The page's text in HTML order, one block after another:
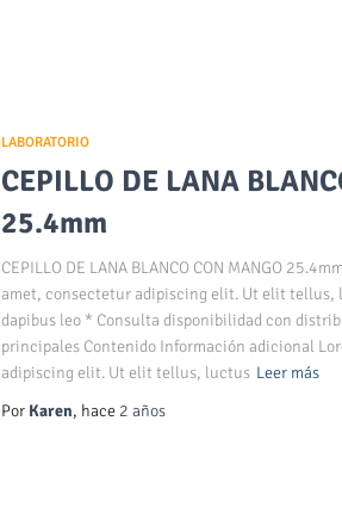
LABORATORIO
CEPILLO DE LANA
25.4mm
CEPILLO DE LANA BLANCO CON MANGO
amet, consectetur adipiscing elit. Ut elit
dapibus leo * Consulta disponibilidad con
principales Contenido Información adicional
adipiscing elit. Ut elit tellus, luctus Leer más
Por Karen, hace 2 años